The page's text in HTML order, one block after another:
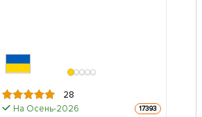
28
На Осень-2026 17393